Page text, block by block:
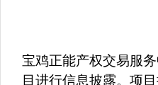
宝鸡正能产权交易服
目进行信息披露。 项